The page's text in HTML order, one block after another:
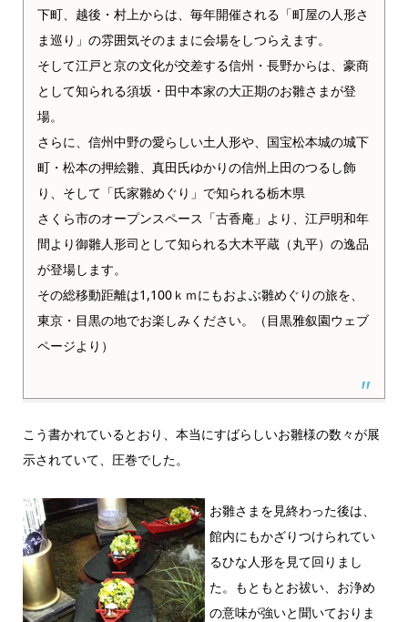
下町、越後・村上からは、毎年開催される「町屋の人形さ
ま巡り」の雰囲気そのままに会場をしつらえます。
そして江戸と京の文化が交差する信州・長野からは、豪商
として知られる須坂・田中本家の大正期のお雛さまが登
場。
さらに、信州中野の愛らしい土人形や、国宝松本城の城下
町・松本の押絵雛、真田氏ゆかりの信州上田のつるし飾
り、そして「氏家雛めぐり」で知られる栃木県
さくら市のオープンスペース「古香庵」より、江戸明和年
間より御雛人形司として知られる大木平蔵（丸平）の逸品
が登場します。
その総移動距離は1,100ｋｍにもおよぶ雛めぐりの旅を、
東京・目黒の地でお楽しみください。（目黒雅叙園ウェブ
ページより）
こう書かれているとおり、本当にすばらしいお雛様の数々が展
示されていて、圧巻でした。
お雛さまを見終わった後は、
館内にもかざりつけられてい
るひな人形を見て回りまし
た。もともとお祓い、お浄め
の意味が強いと聞いておりま